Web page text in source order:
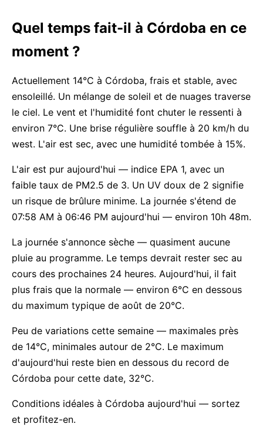
Quel temps fait-il à Córdoba en ce
moment ?
Actuellement 14°C à Córdoba, frais et stable, avec
ensoleillé. Un mélange de soleil et de nuages traverse
le ciel. Le vent et l'humidité font chuter le ressenti à
environ 7°C. Une brise régulière souffle à 20 km/h du
west. L'air est sec, avec une humidité tombée à 15%.
L'air est pur aujourd'hui — indice EPA 1, avec un
faible taux de PM2.5 de 3. Un UV doux de 2 signifie
un risque de brûlure minime. La journée s'étend de
07:58 AM à 06:46 PM aujourd'hui — environ 10h 48m.
La journée s'annonce sèche — quasiment aucune
pluie au programme. Le temps devrait rester sec au
cours des prochaines 24 heures. Aujourd'hui, il fait
plus frais que la normale — environ 6°C en dessous
du maximum typique de août de 20°C.
Peu de variations cette semaine — maximales près
de 14°C, minimales autour de 2°C. Le maximum
d'aujourd'hui reste bien en dessous du record de
Córdoba pour cette date, 32°C.
Conditions idéales à Córdoba aujourd'hui — sortez
et profitez-en.